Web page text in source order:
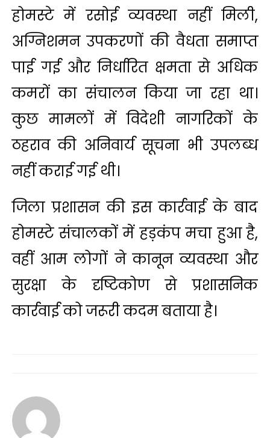
होमस्टे में रसोई व्यवस्था नहीं मिली,
अग्निशमन उपकरणों की वैधता समाप्त
पाई गई और निर्धारित क्षमता से अधिक
कमरों का संचालन किया जा रहा था।
कुछ मामलों में विदेशी नागरिकों के
ठहराव की अनिवार्य सूचना भी उपलब्ध
नहीं कराई गई थी।
जिला प्रशासन की इस कार्रवाई के बाद
होमस्टे संचालकों में हड़कंप मचा हुआ है,
वहीं आम लोगों ने कानून व्यवस्था और
सुरक्षा के दृष्टिकोण से प्रशासनिक
कार्रवाई को जरूरी कदम बताया है।